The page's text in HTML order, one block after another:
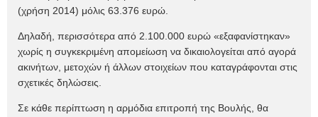
(χρήση 2014) μόλις 63.376 ευρώ.
Δηλαδή, περισσότερα από 2.100.000 ευρώ «εξαφανίστηκαν»
χωρίς η συγκεκριμένη απομείωση να δικαιολογείται από αγορά
ακινήτων, μετοχών ή άλλων στοιχείων που καταγράφονται στις
σχετικές δηλώσεις.
Σε κάθε περίπτωση η αρμόδια επιτροπή της Βουλής, θα